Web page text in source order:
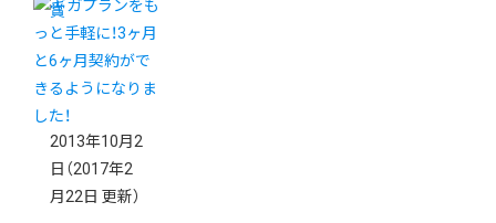
賞
2013年10月2
日 （2017年2
月22日 更新）